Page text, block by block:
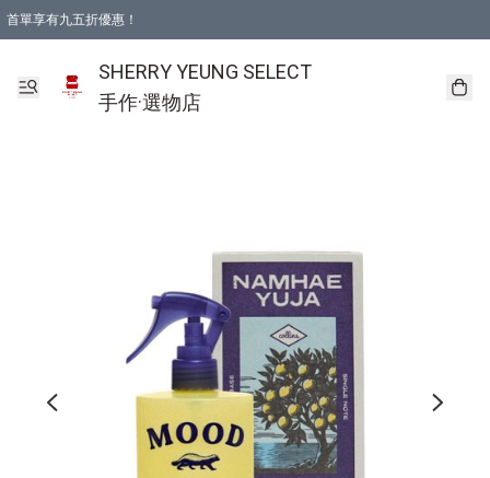
首單享有九五折優惠！
SHERRY YEUNG SELECT
手作·選物店